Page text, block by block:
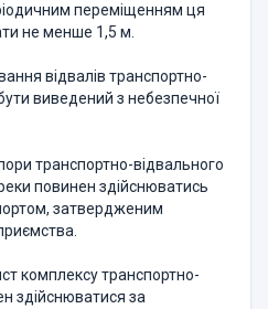
переміщенням ця
не менше 1,5 м.
відвалів транспортно-
виведений з небезпечної
транспортно-відвального
повинен здійснюватись
затвердженим
комплексу транспортно-
здійснюватися за